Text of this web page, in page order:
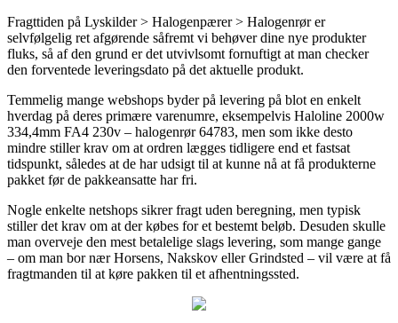
Fragttiden på Lyskilder > Halogenpærer > Halogenrør er
selvfølgelig ret afgørende såfremt vi behøver dine nye produkter
fluks, så af den grund er det utvivlsomt fornuftigt at man checker
den forventede leveringsdato på det aktuelle produkt.
Temmelig mange webshops byder på levering på blot en enkelt
hverdag på deres primære varenumre, eksempelvis Haloline 2000w
334,4mm FA4 230v – halogenrør 64783, men som ikke desto
mindre stiller krav om at ordren lægges tidligere end et fastsat
tidspunkt, således at de har udsigt til at kunne nå at få produkterne
pakket før de pakkeansatte har fri.
Nogle enkelte netshops sikrer fragt uden beregning, men typisk
stiller det krav om at der købes for et bestemt beløb. Desuden skulle
man overveje den mest betalelige slags levering, som mange gange
– om man bor nær Horsens, Nakskov eller Grindsted – vil være at få
fragtmanden til at køre pakken til et afhentningssted.